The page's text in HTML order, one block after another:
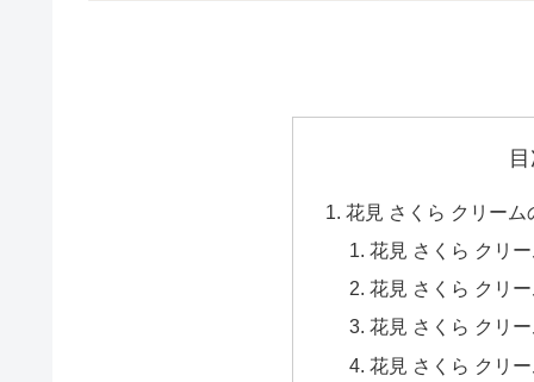
花見 さくら クリー
花見 さくら クリ
花見 さくら クリ
花見 さくら クリ
花見 さくら クリ